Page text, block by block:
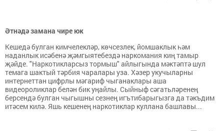
Әтнәдә замана чире юк
Кешедә булган кимчелекләр, көчсезлек, йомшаклык һәм
наданлык исәбенә җәмгыятебездә наркомания киң тамыр
җәйде. "Наркотикларсыз тормыш" айлыгында мәктәптә шул
темага шактый тәрбия чаралары уза. Хәзер укучыларны
интернеттан цифрлы мәгариф чыганаклары аша
видеороликлар белән бик уңайлы. Сыйныф сәгатьләренең
берсендә булган чыгышны сезнең игътибарыгызга да тәкъдим
итәсем килә. Яшь кешенең наркотиклар куллана башлавы...